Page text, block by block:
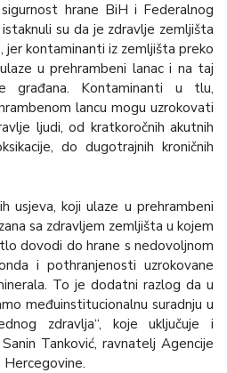
hrane BiH i Federalnog
su da je zdravlje zemljišta
jer kontaminanti iz zemljišta preko
u prehrambeni lanac i na taj
građana. Kontaminanti u tlu,
lancu mogu uzrokovati
ljudi, od kratkoročnih akutnih
do dugotrajnih kroničnih
usjeva, koji ulaze u prehrambeni
sa zdravljem zemljišta u kojem
dovodi do hrane s nedovoljnom
i pothranjenosti uzrokovane
To je dodatni razlog da u
međuinstitucionalnu suradnju u
zdravlja“, koje uključuje i
Tanković, ravnatelj Agencije
Hercegovine.